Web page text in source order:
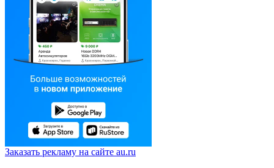
Заказать рекламу на сайте au.ru